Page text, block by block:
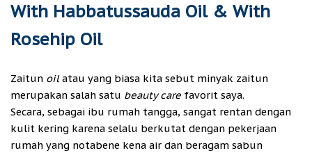
With Habbatussauda Oil & With
Rosehip Oil
Zaitun oilatau yang biasa kita sebut minyak zaitun
merupakan salah satu beauty care favorit saya.
Secara, sebagai ibu rumah tangga, sangat rentan dengan
kulit kering karena selalu berkutat dengan pekerjaan
rumah yang notabene kena air dan beragam sabun